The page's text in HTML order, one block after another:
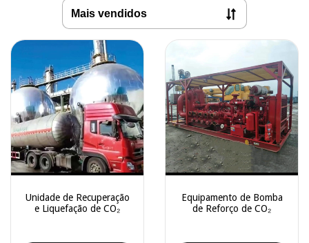
Unidade de Recuperação
e Liquefação de CO₂
Equipamento de Bomba
de Reforço de CO₂